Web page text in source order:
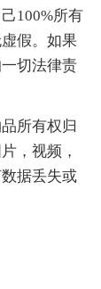
100%所有
假。如果
切法律责
所有权归
，视频，
据丢失或